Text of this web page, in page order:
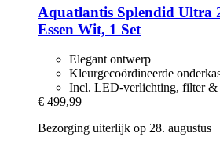
Aquatlantis Splendid Ultra
Essen Wit, 1 Set
Elegant ontwerp
Kleurgecoördineerde
Incl. LED-verlichting, filter &
€ 499,99
Bezorging uiterlijk op 28. augustus